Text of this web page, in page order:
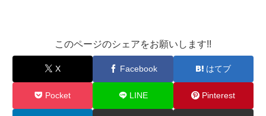
このページのシェアをお願いします!!
X Facebook はてブ
Pocket LINE Pinterest